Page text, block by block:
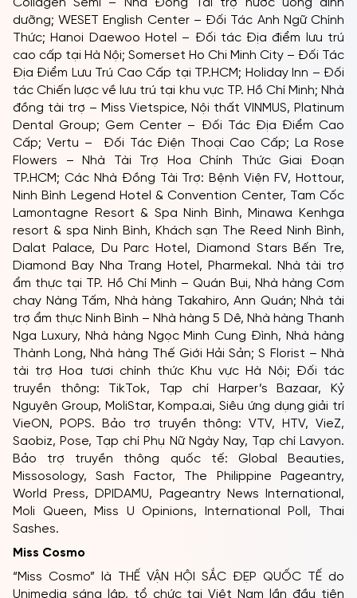
hành cùng tổ chức Miss Cosmo thực hiện các công việc
và hoàn thành nhiệm kỳ của mình trước khi trao lại
vương miện cho hoa hậu kế nhiệm. Á hậu sau đăng
quang cũng sẽ đồng hành trong nhiều hoạt động cùng
Hoa hậu trong thời gian nhiệm kỳ.
Credit
Photo: NAG KiengCan & KiengCan Team, Sang Dao
Team
Miss Cosmo 2024 có sự tham gia đồng hành của các
đơn vị tài trợ: Nam A Bank – Nhà Tài Trợ Chính – Ngân
Hàng Xanh Chính Thức; Đôi Dép – Không Thể Thiếu
Nhau – Nhà Tài Trợ Vàng – Đối Tác Đăng Cai “Best Of
Vietnam Exhibition – Ao dai show”; Quần Thể Danh
thắng Tràng An – Nhà Tài Trợ Bạc – Đối Tác Đăng Cai
“Hello Cosmo From Vietnam”; Khu du lịch sinh thái Thung
Nham – Nhà Tài Trợ Bạc – Đối tác đăng cai “Trang Phục
Dân Tộc”; Ngọc Châu Âu – Nhà Tài Trợ Vương Miện
Chính thức; Hoàn Vũ Yến – Nhà Tài Trợ Vàng; Cosmo
Academy – Đối Tác Huấn Luyện Và Đào Tạo; Royal
Long An Golf – Nhà Tài Trợ Bạc; Eventista – Đối Tác
Bình Chọn Chính Thức; BH MED – Tripollar Nhà Đồng Tài
Trợ Chăm Sóc Sức Khỏe Toàn Diện Chính Thức;
POTEDOMA – Nhà Đồng Tài Trợ Thời Trang Chính Thức;
Chicilon Media – Đối tác chiến lược; JOJO BRAGAIS –
Đối tác Giày Thời Trang Chính Thức; FUTA Bus Lines –
Nhà Tài trợ Vận chuyển chính thức; Sữa Đậu nành
Collagen Semi – Nhà Đồng Tài trợ nước uống dinh
dưỡng; WESET English Center – Đối Tác Anh Ngữ Chính
Thức; Hanoi Daewoo Hotel – Đối tác Địa điểm lưu trú
cao cấp tại Hà Nội; Somerset Ho Chi Minh City – Đối Tác
Địa Điểm Lưu Trú Cao Cấp tại TP.HCM; Holiday Inn – Đối
tác Chiến lược về lưu trú tại khu vực TP. Hồ Chí Minh; Nhà
đồng tài trợ – Miss Vietspice, Nội thất VINMUS, Platinum